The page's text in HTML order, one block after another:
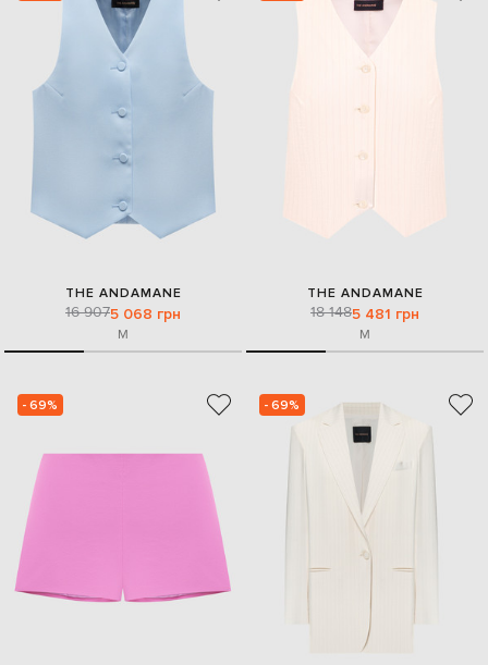
THE ANDAMANE
16 9075 068 грн
M
THE ANDAMANE
18 1485 481 грн
M
- 69% - 69%